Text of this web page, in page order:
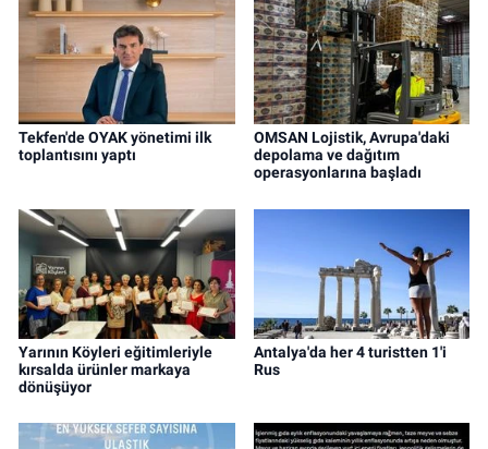
Tekfen'de OYAK yönetimi ilk
toplantısını yaptı
OMSAN Lojistik, Avrupa'daki
depolama ve dağıtım
operasyonlarına başladı
Yarının Köyleri eğitimleriyle
kırsalda ürünler markaya
dönüşüyor
Antalya'da her 4 turistten 1'i
Rus